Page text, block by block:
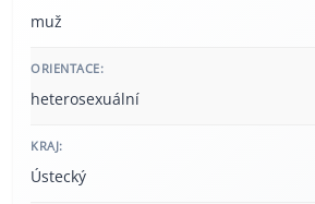
muž
ORIENTACE:
heterosexuální
KRAJ:
Ústecký